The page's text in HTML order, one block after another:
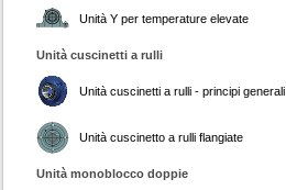
Unità Y per temperature elevate
Unità cuscinetti a rulli
Unità cuscinetti a rulli - principi generali
Unità cuscinetto a rulli flangiate
Unità monoblocco doppie